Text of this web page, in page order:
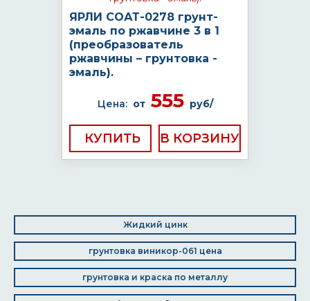
ЯРЛИ СОАТ-0278 грунт-
эмаль по ржавчине 3 в 1
(преобразователь
ржавчины – грунтовка -
эмаль).
Цена: от555 руб/
КУПИТЬ
Жидкий цинк
грунтовка виникор-061 цена
грунтовка и краска по металлу